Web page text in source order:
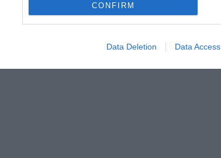
CONFIRM
Data Deletion Data Access